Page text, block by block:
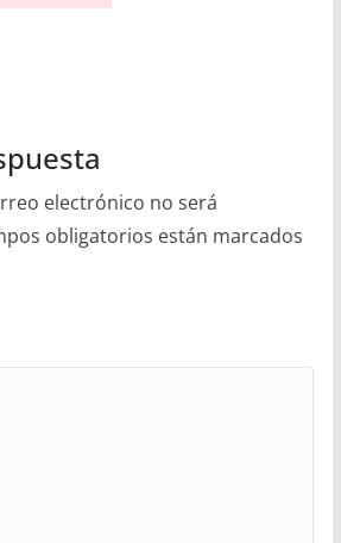
electrónico no será
obligatorios están marcados